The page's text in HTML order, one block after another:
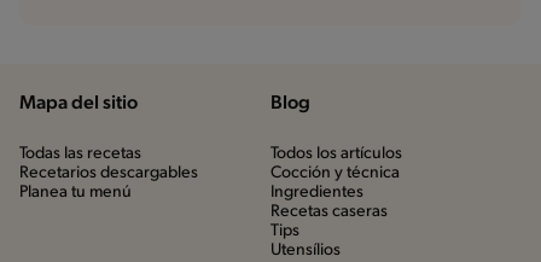
Mapa del sitio
Todas las recetas
Recetarios descargables
Planea tu menú
Blog
Todos los artículos
Cocción y técnica
Ingredientes
Recetas caseras
Tips
Utensílios